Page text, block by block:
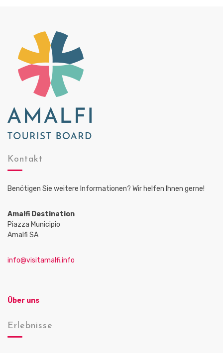
Kontakt
Benötigen Sie weitere Informationen? Wir helfen Ihnen gerne!
Amalfi Destination
Piazza Municipio
Amalfi SA
info@visitamalfi.info
Über uns
Erlebnisse